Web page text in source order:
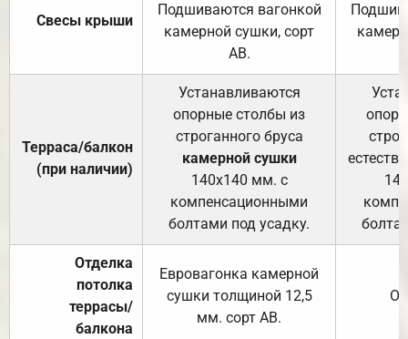
Свесы крыши
Подшиваются вагонкой
камерной сушки, сорт
АВ.
Терраса/балкон
(при наличии)
Устанавливаются
опорные столбы из
строганного бруса
камерной сушки
140х140 мм. с
компенсационными
болтами под усадку.
Отделка
потолка
террасы/
балкона
Евровагонка камерной
сушки толщиной 12,5
мм. сорт АВ.